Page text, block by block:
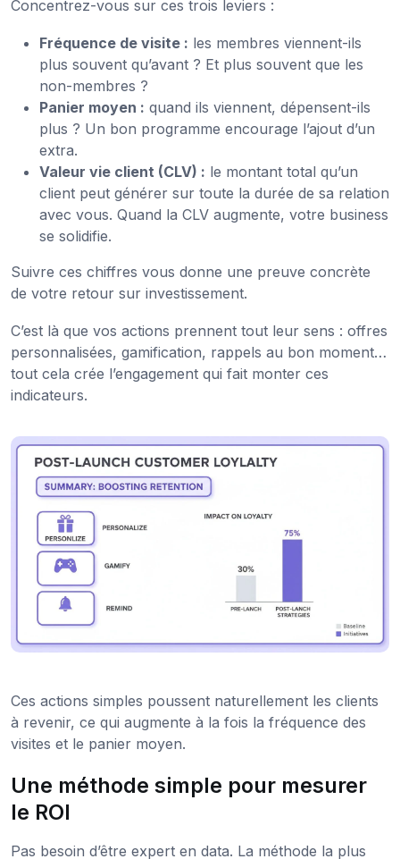
Concentrez-vous sur ces trois leviers :
Fréquence de visite : les membres viennent-ils
plus souvent qu’avant ? Et plus souvent que les
non-membres ?
Panier moyen : quand ils viennent, dépensent-ils
plus ? Un bon programme encourage l’ajout d’un
extra.
Valeur vie client (CLV) : le montant total qu’un
client peut générer sur toute la durée de sa relation
avec vous. Quand la CLV augmente, votre business
se solidifie.
Suivre ces chiffres vous donne une preuve concrète
de votre retour sur investissement.
C’est là que vos actions prennent tout leur sens : offres
personnalisées, gamification, rappels au bon moment…
tout cela crée l’engagement qui fait monter ces
indicateurs.
Ces actions simples poussent naturellement les clients
à revenir, ce qui augmente à la fois la fréquence des
visites et le panier moyen.
Une méthode simple pour mesurer
le ROI
Pas besoin d’être expert en data. La méthode la plus